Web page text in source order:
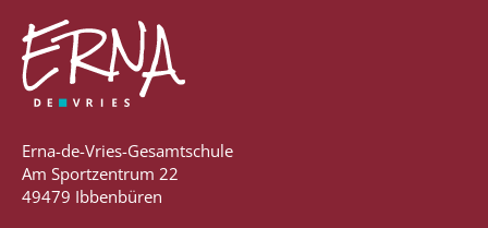
Naturwissenschaften
Informatik
Inklusion
Fächer
Erna-de-Vries-Gesamtschule
Am Sportzentrum 22
49479 Ibbenbüren